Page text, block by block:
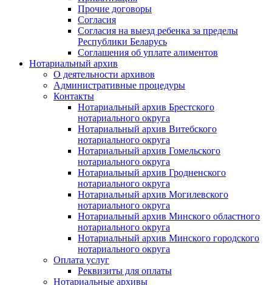
Прочие договоры
Согласия
Согласия на выезд ребенка за пределы
Республики Беларусь
Соглашения об уплате алиментов
Нотариальный архив
О деятельности архивов
Административные процедуры
Контакты
Нотариальный архив Брестского
нотариального округа
Нотариальный архив Витебского
нотариального округа
Нотариальный архив Гомельского
нотариального округа
Нотариальный архив Гродненского
нотариального округа
Нотариальный архив Могилевского
нотариального округа
Нотариальный архив Минского областного
нотариального округа
Нотариальный архив Минского городского
нотариального округа
Оплата услуг
Реквизиты для оплаты
Нотариальные архивы